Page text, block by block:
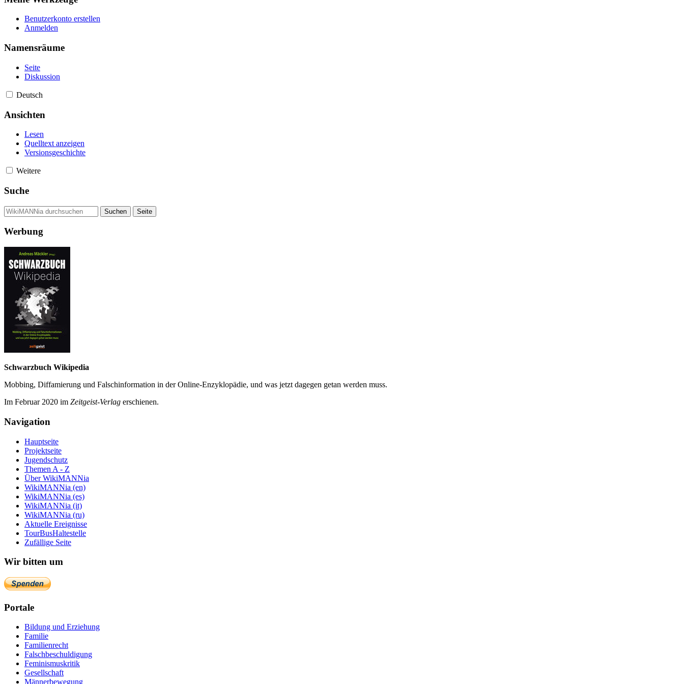
Benutzerkonto erstellen
Anmelden
Namensräume
Seite
Diskussion
Deutsch
Ansichten
Lesen
Quelltext anzeigen
Versionsgeschichte
Weitere
Suche
Werbung
Schwarzbuch Wikipedia
Mobbing, Diffamierung und Falsch­information in der Online-Enzyklo­pädie, und was jetzt da­gegen getan werden muss.
Im Februar 2020 im Zeit­geist-Verlag erschienen.
Navigation
Hauptseite
Projektseite
Jugendschutz
Themen A - Z
Über WikiMANNia
WikiMANNia (en)
WikiMANNia (es)
WikiMANNia (it)
WikiMANNia (ru)
Aktuelle Ereignisse
TourBusHaltestelle
Zufällige Seite
Wir bitten um
Portale
Bildung und Erziehung
Familie
Familienrecht
Falschbeschuldigung
Feminismuskritik
Gesellschaft
Männerbewegung